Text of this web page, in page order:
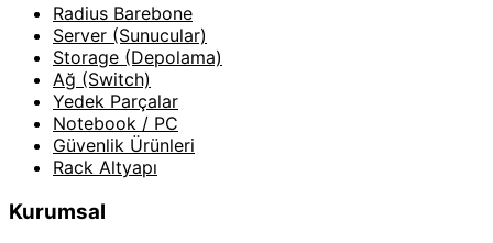
Radius Barebone
Server (Sunucular)
Storage (Depolama)
Ağ (Switch)
Yedek Parçalar
Notebook / PC
Güvenlik Ürünleri
Rack Altyapı
Kurumsal